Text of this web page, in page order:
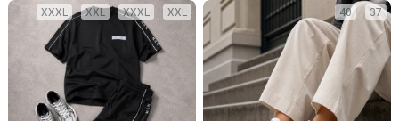
XXL
XXXL
XXL
XXXL 37
40